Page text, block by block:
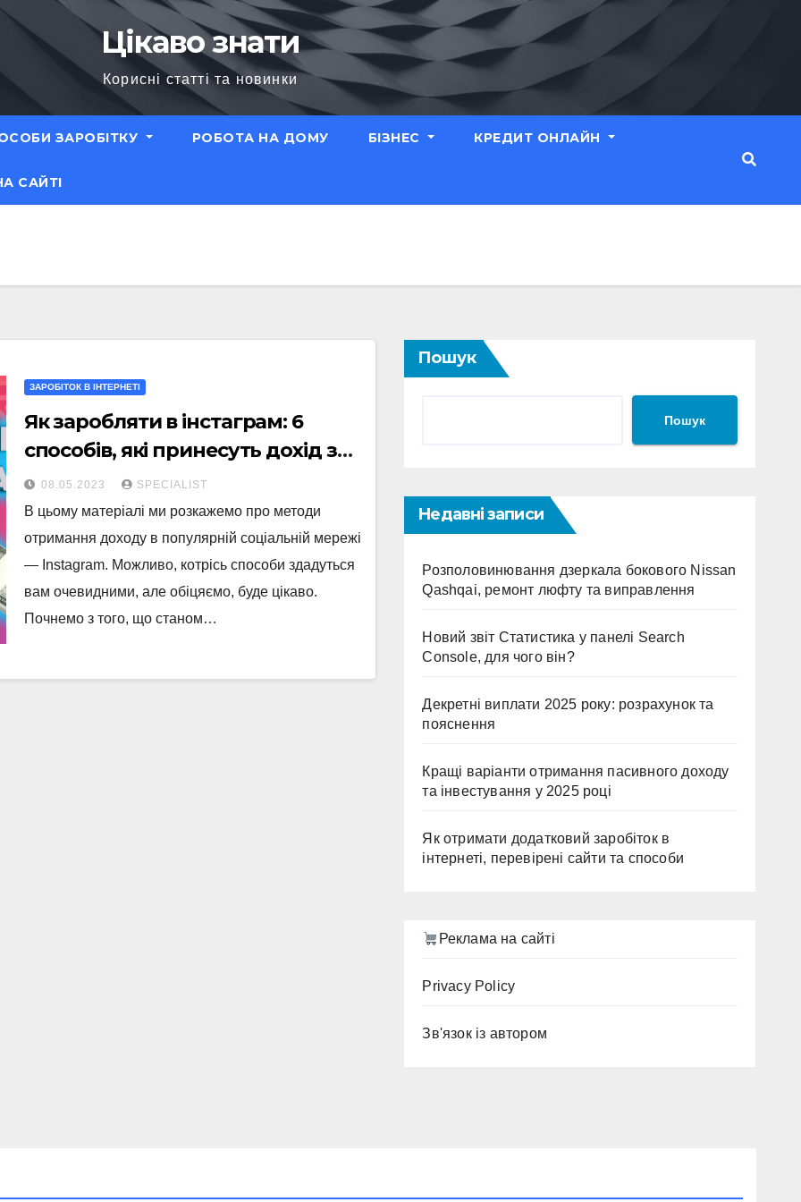
Цікаво знати
Корисні статті та новинки
ЗАРОБІТКУ РОБОТА НА ДОМУ БІЗНЕС КРЕДИТ ОНЛАЙН
САЙТІ
ЗАРОБІТОК В ІНТЕРНЕТІ
Як заробляти в інстаграм: 6
способів, які принесуть дохід з
перших днів
08.05.2023 SPECIALIST
В цьому матеріалі ми розкажемо про методи
отримання доходу в популярній соціальній мережі
— Instagram. Можливо, котрісь способи здадуться
вам очевидними, але обіцяємо, буде цікаво.
Почнемо з того, що станом…
Пошук
Пошук
Недавні записи
Розполовинювання дзеркала бокового Nissan
Qashqai, ремонт люфту та виправлення
Новий звіт Статистика у панелі Search
Console, для чого він?
Декретні виплати 2025 року: розрахунок та
пояснення
Кращі варіанти отримання пасивного доходу
та інвестування у 2025 році
Як отримати додатковий заробіток в
інтернеті, перевірені сайти та способи
Реклама на сайті
Privacy Policy
Зв'язок із автором